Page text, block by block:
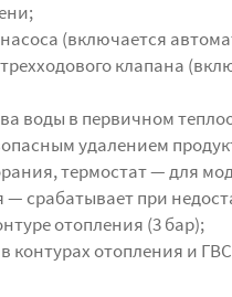
(включается
клапана
воды в первичном
удалением
термостат — для
— срабатывает при
отопления (3 бар);
контурах отопления и